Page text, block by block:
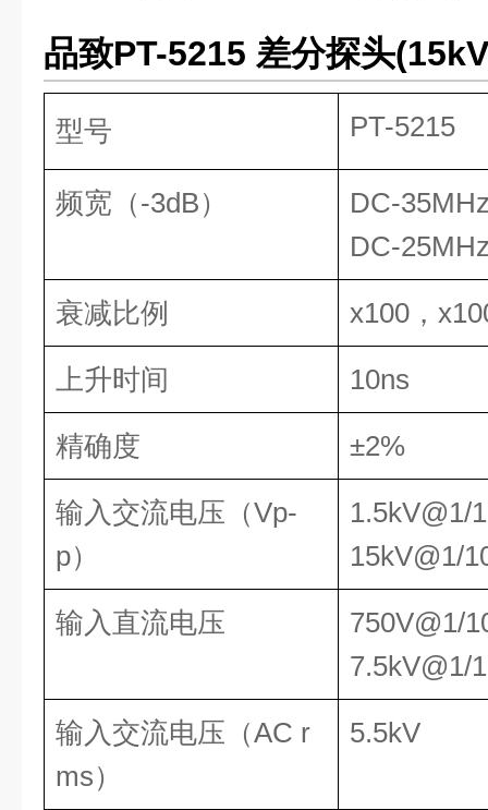
品致PT-5215 差分探头
型号 PT-5215
频宽（-3dB）
DC-
DC-
衰减比例 x100，
上升时间 10ns
精确度 ±2%
输入交流电压（Vp-
p）
1.5kV@1/
15kV@1/
输入直流电压
750V@1/
7.5kV@1/
输入交流电压（AC r
ms）
5.5kV